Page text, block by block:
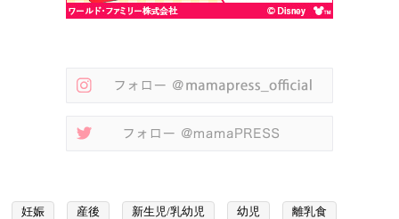
妊娠 産後 新生児/乳幼児 幼児 離乳食